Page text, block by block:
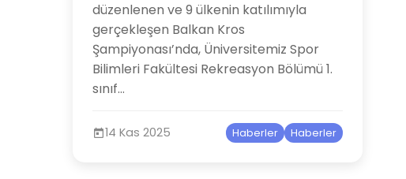
düzenlenen ve 9 ülkenin katılımıyla
gerçekleşen Balkan Kros
Şampiyonası’nda, Üniversitemiz Spor
Bilimleri Fakültesi Rekreasyon Bölümü 1.
sınıf...
14 Kas 2025 Haberler Haberler